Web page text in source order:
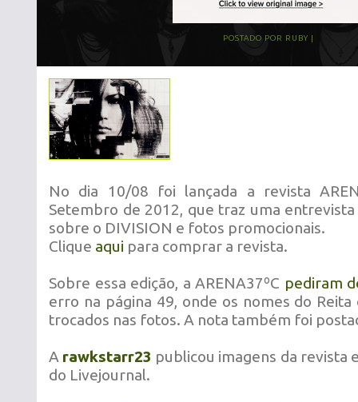
POSTADO POR RUBY
No dia 10/08 foi lançada a revista
Setembro de 2012, que traz uma
sobre o DIVISION e fotos promocionais.
Clique aqui para comprar a revista.
Sobre essa edição, a ARENA37ºC pediram
erro na página 49, onde os nomes do
trocados nas fotos. A nota também foi
A rawkstarr23 publicou imagens da revista
do Livejournal.